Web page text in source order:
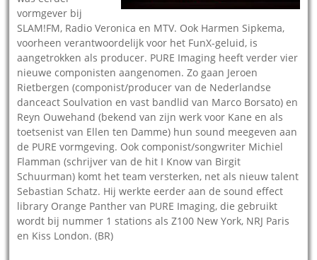
vormgever bij
SLAM!FM, Radio Veronica en MTV. Ook Harmen Sipkema,
voorheen verantwoordelijk voor het FunX-geluid, is
aangetrokken als producer. PURE Imaging heeft verder vier
nieuwe componisten aangenomen. Zo gaan Jeroen
Rietbergen (componist/producer van de Nederlandse
danceact Soulvation en vast bandlid van Marco Borsato) en
Reyn Ouwehand (bekend van zijn werk voor Kane en als
toetsenist van Ellen ten Damme) hun sound meegeven aan
de PURE vormgeving. Ook componist/songwriter Michiel
Flamman (schrijver van de hit I Know van Birgit
Schuurman) komt het team versterken, net als nieuw talent
Sebastian Schatz. Hij werkte eerder aan de sound effect
library Orange Panther van PURE Imaging, die gebruikt
wordt bij nummer 1 stations als Z100 New York, NRJ Paris
en Kiss London. (BR)